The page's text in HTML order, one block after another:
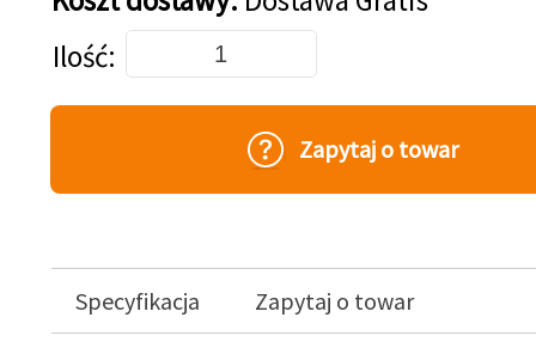
Dodaj do koszyka
Ilość
Zapytaj o towar
Specyfikacja Zapytaj o towar